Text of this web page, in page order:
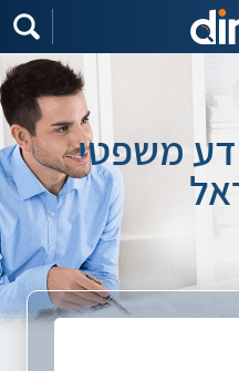
משפטי